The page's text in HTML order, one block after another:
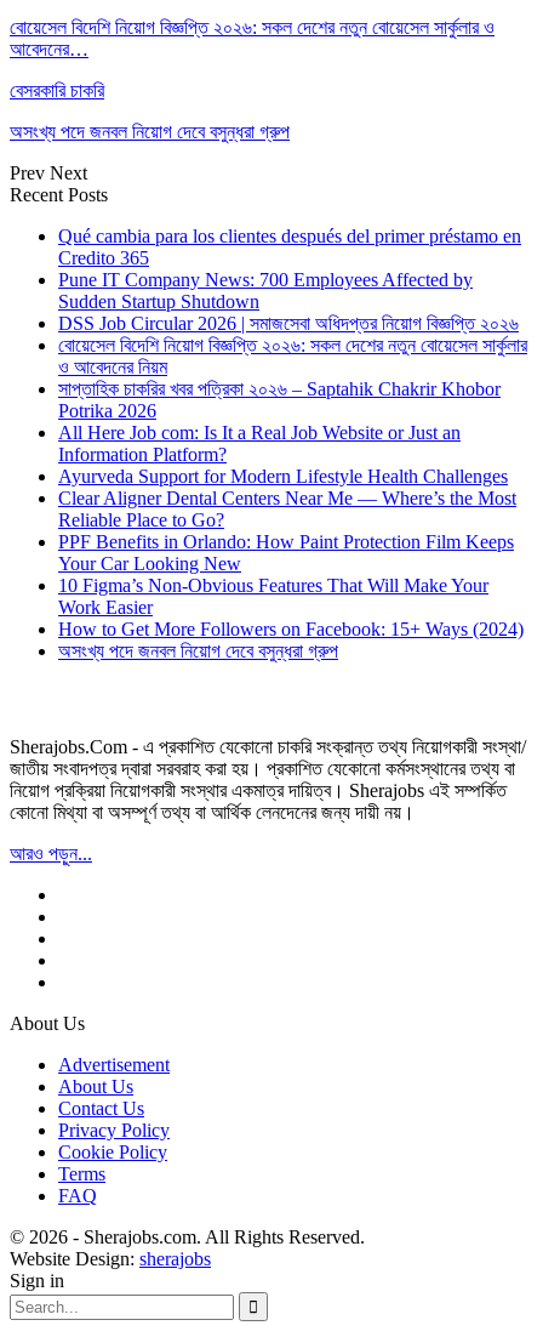
বোয়েসেল বিদেশি নিয়োগ বিজ্ঞপ্তি ২০২৬: সকল দেশের নতুন বোয়েসেল সার্কুলার ও
আবেদনের…
বেসরকারি চাকরি
অসংখ্য পদে জনবল নিয়োগ দেবে বসুন্ধরা গ্রুপ
Prev Next
Recent Posts
Qué cambia para los clientes después del primer préstamo en
Credito 365
Pune IT Company News: 700 Employees Affected by
Sudden Startup Shutdown
DSS Job Circular 2026 | সমাজসেবা অধিদপ্তর নিয়োগ বিজ্ঞপ্তি ২০২৬
বোয়েসেল বিদেশি নিয়োগ বিজ্ঞপ্তি ২০২৬: সকল দেশের নতুন বোয়েসেল সার্কুলার
ও আবেদনের নিয়ম
সাপ্তাহিক চাকরির খবর পত্রিকা ২০২৬ – Saptahik Chakrir Khobor
Potrika 2026
All Here Job com: Is It a Real Job Website or Just an
Information Platform?
Ayurveda Support for Modern Lifestyle Health Challenges
Clear Aligner Dental Centers Near Me — Where’s the Most
Reliable Place to Go?
PPF Benefits in Orlando: How Paint Protection Film Keeps
Your Car Looking New
10 Figma’s Non-Obvious Features That Will Make Your
Work Easier
How to Get More Followers on Facebook: 15+ Ways (2024)
অসংখ্য পদে জনবল নিয়োগ দেবে বসুন্ধরা গ্রুপ
Sherajobs.Com - এ প্রকাশিত যেকোনো চাকরি সংক্রান্ত তথ্য নিয়োগকারী সংস্থা/
জাতীয় সংবাদপত্র দ্বারা সরবরাহ করা হয়। প্রকাশিত যেকোনো কর্মসংস্থানের তথ্য বা
নিয়োগ প্রক্রিয়া নিয়োগকারী সংস্থার একমাত্র দায়িত্ব। Sherajobs এই সম্পর্কিত
কোনো মিথ্যা বা অসম্পূর্ণ তথ্য বা আর্থিক লেনদেনের জন্য দায়ী নয়।
আরও পড়ুন...
About Us
Advertisement
About Us
Contact Us
Privacy Policy
Cookie Policy
Terms
FAQ
© 2026 - Sherajobs.com. All Rights Reserved.
Website Design: sherajobs
Sign in